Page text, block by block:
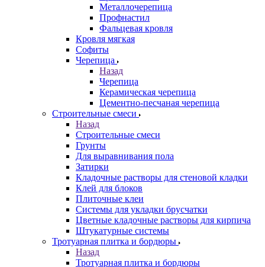
Металлочерепица
Профнастил
Фальцевая кровля
Кровля мягкая
Софиты
Черепица
Назад
Черепица
Керамическая черепица
Цементно-песчаная черепица
Строительные смеси
Назад
Строительные смеси
Грунты
Для выравнивания пола
Затирки
Кладочные растворы для стеновой кладки
Клей для блоков
Плиточные клеи
Системы для укладки брусчатки
Цветные кладочные растворы для кирпича
Штукатурные системы
Тротуарная плитка и бордюры
Назад
Тротуарная плитка и бордюры